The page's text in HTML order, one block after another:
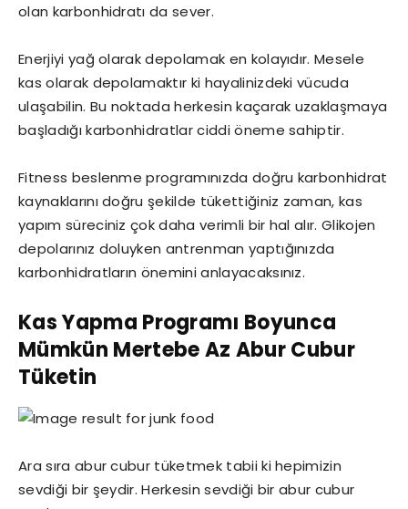
olan karbonhidratı da sever.
Enerjiyi yağ olarak depolamak en kolayıdır. Mesele
kas olarak depolamaktır ki hayalinizdeki vücuda
ulaşabilin. Bu noktada herkesin kaçarak uzaklaşmaya
başladığı karbonhidratlar ciddi öneme sahiptir.
Fitness beslenme programınızda doğru karbonhidrat
kaynaklarını doğru şekilde tükettiğiniz zaman, kas
yapım süreciniz çok daha verimli bir hal alır. Glikojen
depolarınız doluyken antrenman yaptığınızda
karbonhidratların önemini anlayacaksınız.
Kas Yapma Programı Boyunca
Mümkün Mertebe Az Abur Cubur
Tüketin
Ara sıra abur cubur tüketmek tabii ki hepimizin
sevdiği bir şeydir. Herkesin sevdiği bir abur cubur